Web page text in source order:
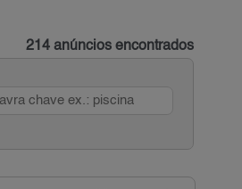
214 anúncios encontrados